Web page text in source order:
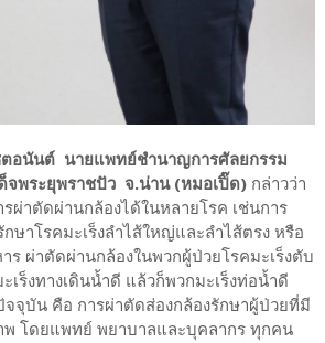
อนันต์ นายแพทย์ชำนาญการศัลยกรรม
จพระยุพราชปัว จ.น่าน (หมอเปิ๊ด) กล่าวว่า
ผ่าตัดผ่านกล้องได้ในหลายโรค เช่นการ
ษาโรคมะเร็งลำไส้ใหญ่และลำไส้ตรง หรือ
าร ผ่าตัดผ่านกล้องในพวกผู้ป่วยโรคมะเร็งตับ
เร็งทางเดินน้ำดี แล้วก็พวกมะเร็งท่อน้ำดี
จจุบัน คือ การผ่าตัดส่องกล้องรักษาผู้ป่วยที่มี
โดยแพทย์ พยาบาลและบุคลากร ทุกคน